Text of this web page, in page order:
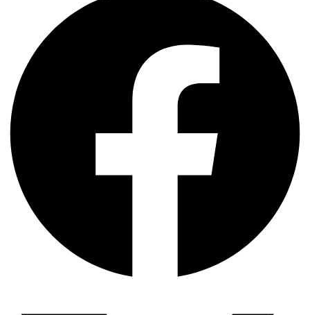
বৈশ্বিক অর্থব্যবস্থা, আইএমএফ-বিশ্বব্যাংক, ইসলামী
ব্যাংকিং…
অর্থ পাচারের মহাকাব্য: ১০০ ডলারের…
দক্ষিণ এশিয়ায় ‘জেন-জি’ বিপ্লব: বাংলাদেশ,…
বিশেষ ইন-ডেপ্থ রিপোর্ট: ক্রীড়া উৎসবে…